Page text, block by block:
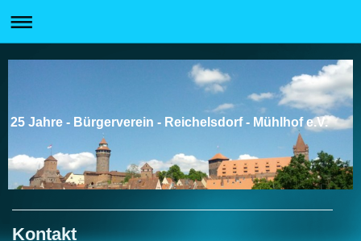
25 Jahre - Bürgerverein - Reichelsdorf - Mühlhof e.V.
Kontakt